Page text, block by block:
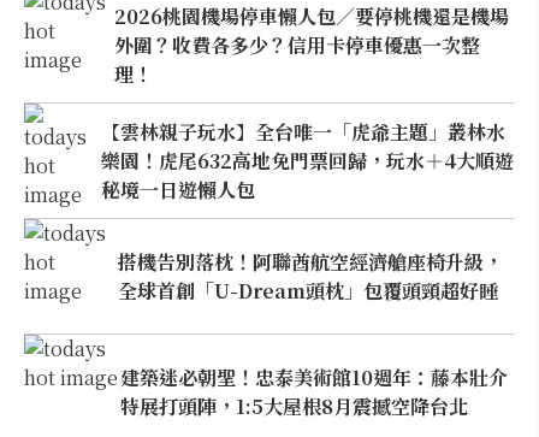
2026桃園機場停車懶人包／要停桃機還是機場
外圍？收費各多少？信用卡停車優惠一次整
理！
【雲林親子玩水】全台唯一「虎爺主題」叢林水
樂園！虎尾632高地免門票回歸，玩水＋4大順遊
秘境一日遊懶人包
搭機告別落枕！阿聯酋航空經濟艙座椅升級，
全球首創「U-Dream頭枕」包覆頭頸超好睡
建築迷必朝聖！忠泰美術館10週年：藤本壯介
特展打頭陣，1:5大屋根8月震撼空降台北